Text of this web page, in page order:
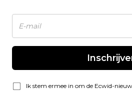
Ik stem ermee in om de Ecwid-